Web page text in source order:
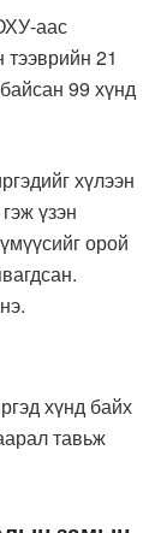
аас
21
99 хүнд
хүлээн
үзэн
орой
хүнд байх
тавьж